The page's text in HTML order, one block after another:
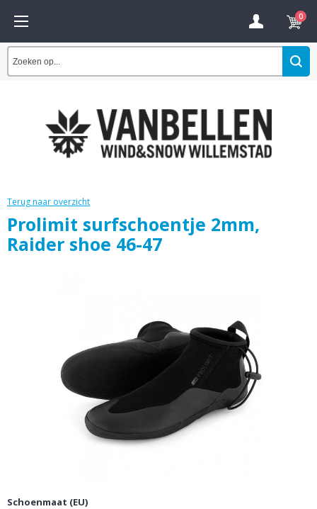
0
Terug naar overzicht
Prolimit surfschoentje 2mm,
Raider shoe 46-47
Schoenmaat (EU)